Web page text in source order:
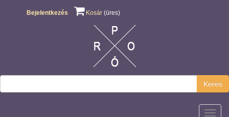
Bejelentkezés Kosár (üres)
Keres